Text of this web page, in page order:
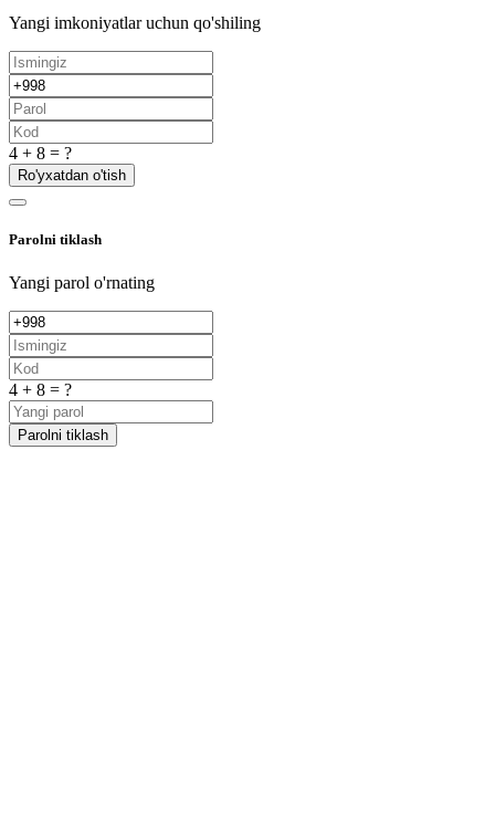
Yangi imkoniyatlar uchun qo'shiling
4 + 8 = ?
Ro'yxatdan o'tish
Parolni tiklash
Yangi parol o'rnating
4 + 8 = ?
Parolni tiklash